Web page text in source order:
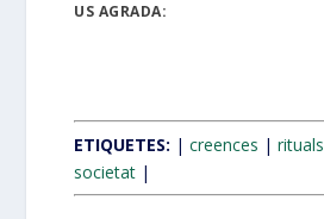
US AGRADA:
ETIQUETES: |creences |rituals
societat |